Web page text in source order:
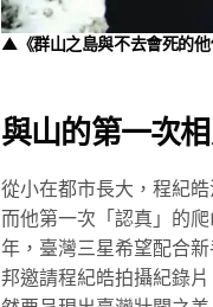
▲《群山之島與不去會死的
與山的第一次
從小在都市長大，程紀
而他第一次「認真」的
年，臺灣三星希望配合
邦邀請程紀皓拍攝紀錄